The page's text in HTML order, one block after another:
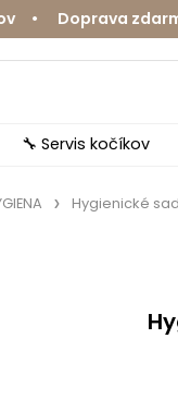
zdarma
🔧 Servis kočíkov
Hygienické